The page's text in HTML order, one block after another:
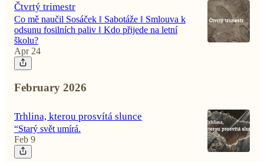
Čtvrtý trimestr
Co mě naučil Sosáček ‖ Sabotáže ‖ Smlouva k
odsunu fosilních paliv ‖ Kdo přijede na letní
školu?
Apr 24
February 2026
Trhlina, kterou prosvítá slunce
“Starý svět umírá.
Feb 9